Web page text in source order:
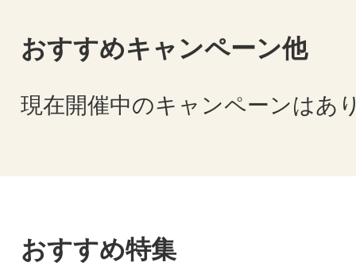
おすすめキャンペーン他
現在開催中のキャンペーンはあ
おすすめ特集